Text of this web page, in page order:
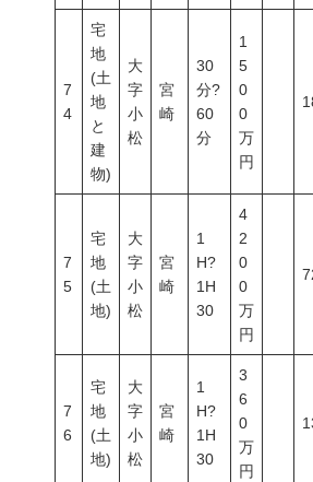
7
4
宅
地
(土
地
と
建
物)
大
字
小
松
宮
崎
30
分?
60
分
1
5
0
0
万
円
7
5
宅
地
(土
地)
大
字
小
松
宮
崎
1
H?
1H
30
4
2
0
0
万
円
7
6
宅
地
(土
地)
大
字
小
松
宮
崎
1
H?
1H
30
3
6
0
万
円